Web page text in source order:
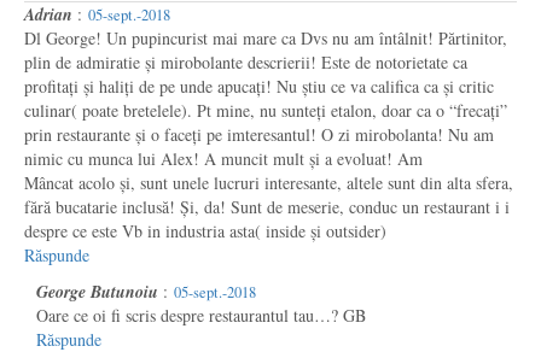
Adrian : 05-sept.-2018
Dl George! Un pupincurist mai mare ca Dvs nu am întâlnit! Părtinitor,
plin de admiratie și mirobolante descrierii! Este de notorietate ca
profitați și haliți de pe unde apucați! Nu știu ce va califica ca și critic
culinar( poate bretelele). Pt mine, nu sunteți etalon, doar ca o “frecați”
prin restaurante și o faceți pe imteresantul! O zi mirobolanta! Nu am
nimic cu munca lui Alex! A muncit mult și a evoluat! Am
Mâncat acolo și, sunt unele lucruri interesante, altele sunt din alta sfera,
fără bucatarie inclusă! Și, da! Sunt de meserie, conduc un restaurant i i
despre ce este Vb in industria asta( inside și outsider)
Răspunde
George Butunoiu : 05-sept.-2018
Oare ce oi fi scris despre restaurantul tau…? GB
Răspunde